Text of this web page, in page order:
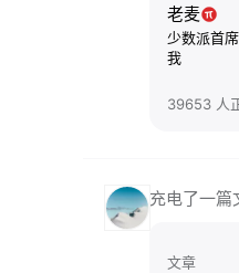
老麦
少数派首
我
39653 人
充电了一篇
文章